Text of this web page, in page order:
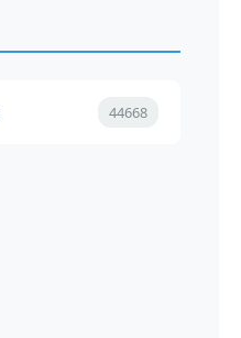
44668